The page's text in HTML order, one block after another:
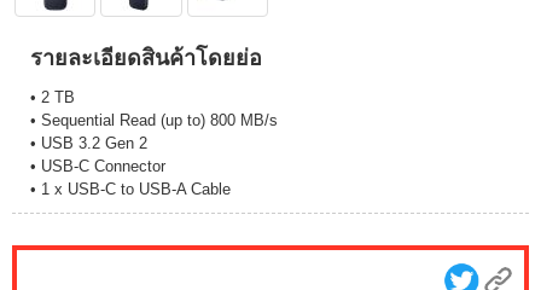
รายละเอียดสินค้าโดยย่อ
• 2 TB
• Sequential Read (up to) 800 MB/s
• USB 3.2 Gen 2
• USB-C Connector
• 1 x USB-C to USB-A Cable